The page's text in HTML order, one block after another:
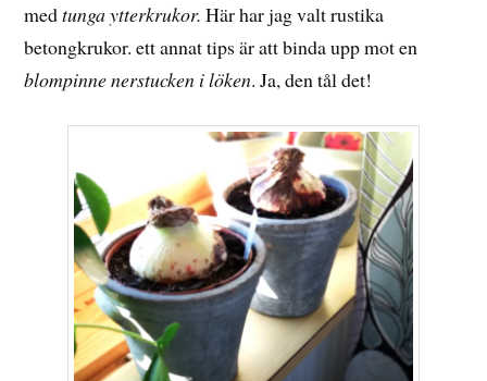
medtunga ytterkrukor. Här har jag valt rustika
betongkrukor. ett annat tips är att binda upp mot en
blompinne nerstucken i löken. Ja, den tål det!